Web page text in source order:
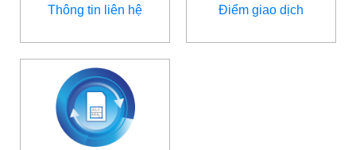
Thông tin liên hệ Điểm giao dịch